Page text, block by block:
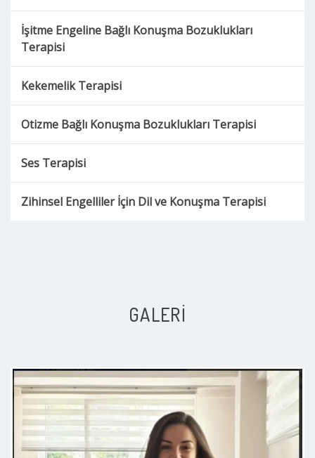
İşitme Engeline Bağlı Konuşma Bozuklukları
Terapisi
Kekemelik Terapisi
Otizme Bağlı Konuşma Bozuklukları Terapisi
Ses Terapisi
Zihinsel Engelliler İçin Dil ve Konuşma Terapisi
GALERI